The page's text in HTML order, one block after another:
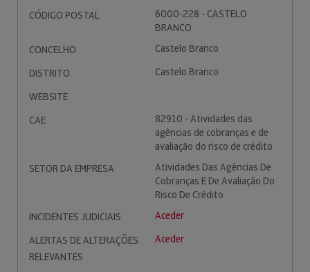
CÓDIGO POSTAL
6000-228 - CASTELO
BRANCO
CONCELHO
Castelo Branco
DISTRITO
Castelo Branco
WEBSITE
CAE
82910 - Atividades das
agências de cobranças e de
avaliação do risco de crédito
SETOR DA EMPRESA
Atividades Das Agências De
Cobranças E De Avaliação Do
Risco De Crédito
INCIDENTES JUDICIAIS
Aceder
ALERTAS DE ALTERAÇÕES
RELEVANTES
Aceder